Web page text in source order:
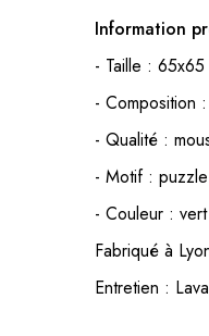
Information
- Taille : 65x65
- Composition
- Qualité :
- Motif : puzzle
- Couleur : vert
Fabriqué à
Entretien :